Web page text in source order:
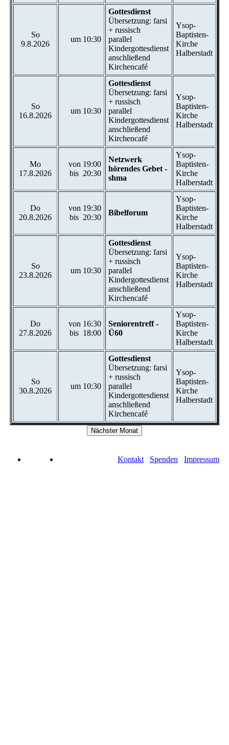
So
9.8.2026
um 10:30
Gottesdienst
Übersetzung: farsi
+ russisch
parallel
Kindergottesdienst
anschließend
Kirchencafé
Ysop-
Baptisten-
Kirche
Halberstadt
So
16.8.2026
um 10:30
Gottesdienst
Übersetzung: farsi
+ russisch
parallel
Kindergottesdienst
anschließend
Kirchencafé
Ysop-
Baptisten-
Kirche
Halberstadt
Mo
17.8.2026
von 19:00
bis 20:30
Netzwerk
hörendes Gebet -
shma
Ysop-
Baptisten-
Kirche
Halberstadt
Do
20.8.2026
von 19:30
bis 20:30
Bibelforum
Ysop-
Baptisten-
Kirche
Halberstadt
So
23.8.2026
um 10:30
Gottesdienst
Übersetzung: farsi
+ russisch
parallel
Kindergottesdienst
anschließend
Kirchencafé
Ysop-
Baptisten-
Kirche
Halberstadt
Do
27.8.2026
von 16:30
bis 18:00
Seniorentreff -
Ü60
Ysop-
Baptisten-
Kirche
Halberstadt
So
30.8.2026
um 10:30
Gottesdienst
Übersetzung: farsi
+ russisch
parallel
Kindergottesdienst
anschließend
Kirchencafé
Ysop-
Baptisten-
Kirche
Halberstadt
Kontakt Spenden Impressum